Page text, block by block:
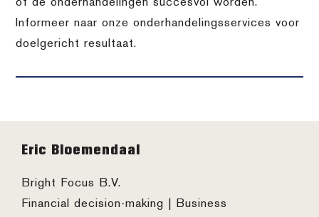
of de onderhandelingen succesvol worden.
Informeer naar onze onderhandelingsservices voor
doelgericht resultaat.
Footer
Eric Bloemendaal
Bright Focus B.V.
Financial decision-making | Business